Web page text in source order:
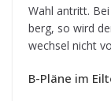
Wahl antritt.
berg, so wird
wech­sel nicht
B-Pläne im